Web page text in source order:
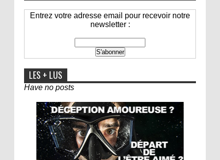
Entrez votre adresse email pour recevoir notre
newsletter :
LES + LUS
Have no posts